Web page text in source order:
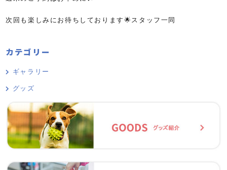
次回も楽しみにお待ちしております🌟スタッフ一同
カテゴリー
ギャラリー
グッズ